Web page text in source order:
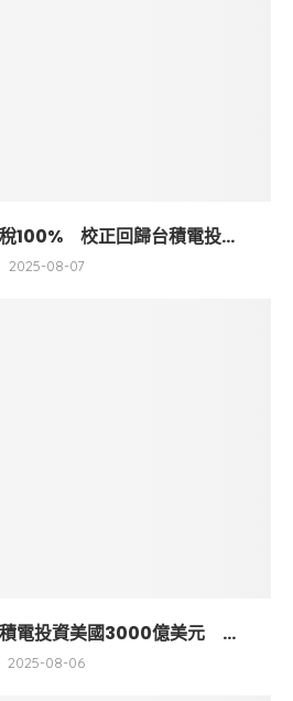
100% 校正回歸台積電投...
2025-08-07
電投資美國3000億美元 ...
2025-08-06